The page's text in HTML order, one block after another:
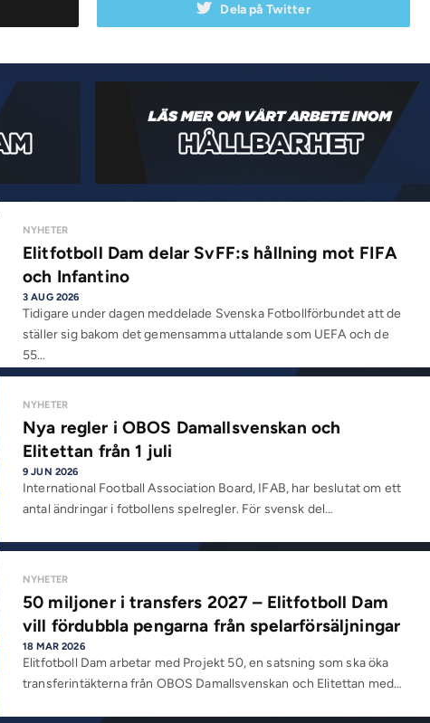
Dela på Twitter
NYHETER
Elitfotboll Dam delar SvFF:s hållning mot FIFA
och Infantino
3 AUG 2026
Tidigare under dagen meddelade Svenska Fotbollförbundet att de
ställer sig bakom det gemensamma uttalande som UEFA och de
55…
NYHETER
Nya regler i OBOS Damallsvenskan och
Elitettan från 1 juli
9 JUN 2026
International Football Association Board, IFAB, har beslutat om ett
antal ändringar i fotbollens spelregler. För svensk del…
NYHETER
50 miljoner i transfers 2027 – Elitfotboll Dam
vill fördubbla pengarna från spelarförsäljningar
18 MAR 2026
Elitfotboll Dam arbetar med Projekt 50, en satsning som ska öka
transferintäkterna från OBOS Damallsvenskan och Elitettan med…